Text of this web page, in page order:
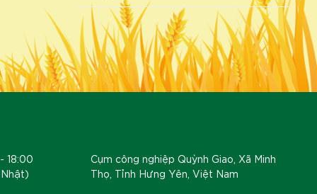
18:00
Cụm công nghiệp Quỳnh Giao, Xã Minh
Thọ, Tỉnh Hưng Yên, Việt Nam